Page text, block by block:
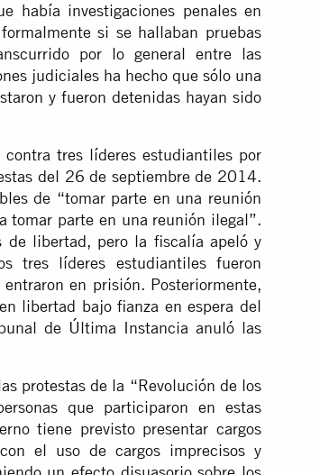
había investigaciones penales en
si se hallaban pruebas
por lo general entre las
judiciales ha hecho que sólo una
y fueron detenidas hayan sido
tres líderes estudiantiles por
del 26 de septiembre de 2014.
de “tomar parte en una reunión
tomar parte en una reunión ilegal”.
de libertad, pero la fiscalía apeló y
tres líderes estudiantiles fueron
en prisión. Posteriormente,
libertad bajo fianza en espera del
de Última Instancia anuló las
protestas de la “Revolución de los
que participaron en estas
tiene previsto presentar cargos
el uso de cargos imprecisos y